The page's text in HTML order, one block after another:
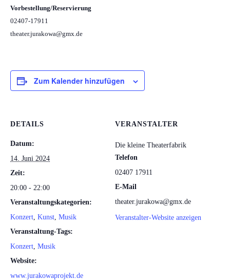
Vorbestellung/Reservierung
02407-17911
theater.jurakowa@gmx.de
Zum Kalender hinzufügen
DETAILS
Datum:
14. Juni 2024
Zeit:
20:00 - 22:00
Veranstaltungskategorien:
Konzert, Kunst, Musik
Veranstaltung-Tags:
Konzert, Musik
Website:
www.jurakowaprojekt.de
VERANSTALTER
Die kleine Theaterfabrik
Telefon
02407 17911
E-Mail
theater.jurakowa@gmx.de
Veranstalter-Website anzeigen